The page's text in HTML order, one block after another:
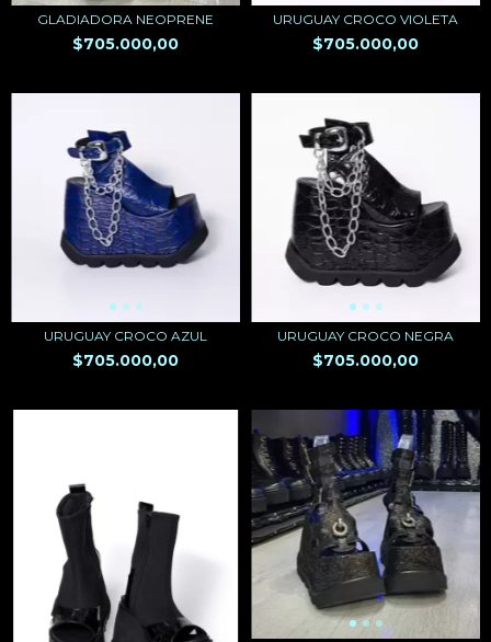
GLADIADORA NEOPRENE
$705.000,00
URUGUAY CROCO VIOLETA
$705.000,00
URUGUAY CROCO AZUL
$705.000,00
URUGUAY CROCO NEGRA
$705.000,00